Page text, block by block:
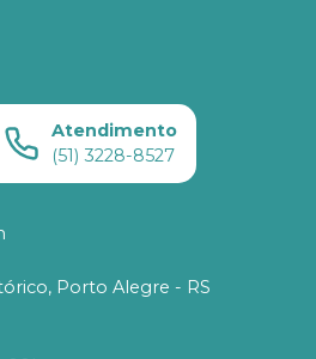
Atendimento
(51) 3228-8527
Porto Alegre - RS